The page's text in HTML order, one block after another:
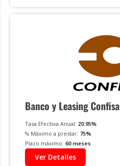
Banco y Leasing Confisa
Tasa Efectiva Anual: 20.95%
% Máximo a prestar: 75%
Plazo máximo: 60meses
Ver Detalles